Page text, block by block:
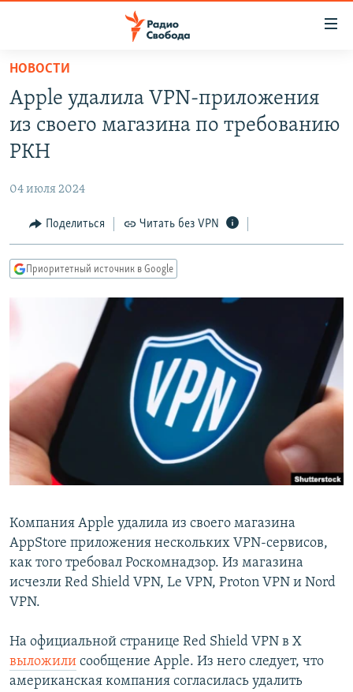
упрощенного
доступа
основному
Вернутся
Вернутся
ПРОГРАММЫ
ПОДКАСТЫ
АВТОРСКИЕ ПРОЕКТЫ
МНЕНИЯ
КУЛЬТУРА
КАВКАЗ.РЕАЛИИ
СЕВЕР.РЕАЛИИ
СИБИРЬ.РЕАЛИИ
РАСПИСАНИЕ ВЕЩАНИЯ
ПОДПИШИТЕСЬ НА РАССЫЛКУ
СОЦИАЛЬНЫЕ СЕТИ
Все сайты РСЕ/РС
НОВОСТИ
Apple удалила VPN-приложения
из своего магазина по требованию
РКН
04 июля 2024
Поделиться Читать без VPN
Приоритетный источник в Google
Компания Apple удалила из своего магазина
AppStore приложения нескольких VPN-сервисов,
как того требовал Роскомнадзор. Из магазина
исчезли Red Shield VPN, Le VPN, Proton VPN и Nord
VPN.
На официальной странице Red Shield VPN в X
выложили сообщение Apple. Из него следует, что
американская компания согласилась удалить